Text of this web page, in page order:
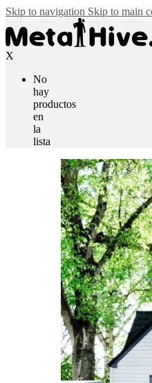
Skip to navigation Skip to main
X
No
hay
productos
en
la
lista